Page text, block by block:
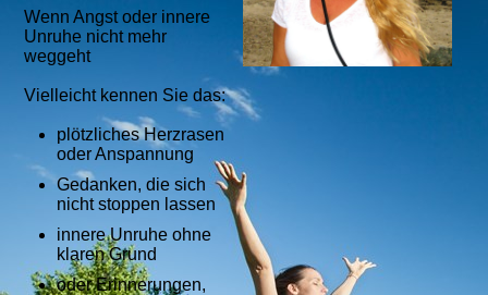
Wenn Angst oder innere
Unruhe nicht mehr
weggeht
Vielleicht kennen Sie das:
plötzliches Herzrasen
oder Anspannung
Gedanken, die sich
nicht stoppen lassen
innere Unruhe ohne
klaren Grund
oder Erinnerungen,